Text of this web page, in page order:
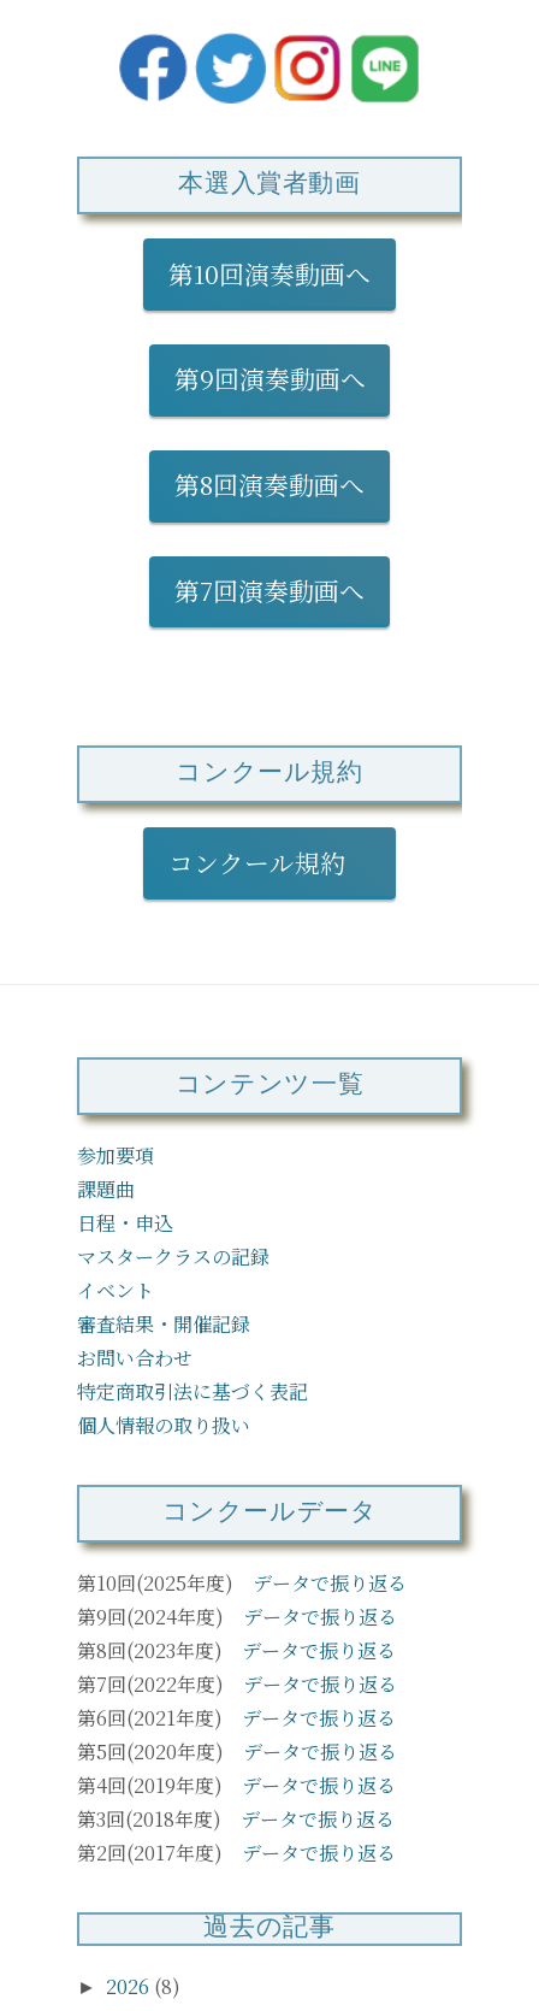
本選入賞者動画
第10回演奏動画へ
第9回演奏動画へ
第8回演奏動画へ
第7回演奏動画へ
コンクール規約
コンクール規約
コンテンツ一覧
参加要項
課題曲
日程・申込
マスタークラスの記録
イベント
審査結果・開催記録
お問い合わせ
特定商取引法に基づく表記
個人情報の取り扱い
コンクールデータ
第10回(2025年度)
データで振り返る
第9回(2024年度)
データで振り返る
第8回(2023年度)
データで振り返る
第7回(2022年度)
データで振り返る
第6回(2021年度)
データで振り返る
第5回(2020年度)
データで振り返る
第4回(2019年度)
データで振り返る
第3回(2018年度)
データで振り返る
第2回(2017年度)
データで振り返る
過去の記事
2026 (8)